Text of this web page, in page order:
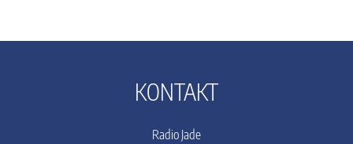
KONTAKT
Radio Jade